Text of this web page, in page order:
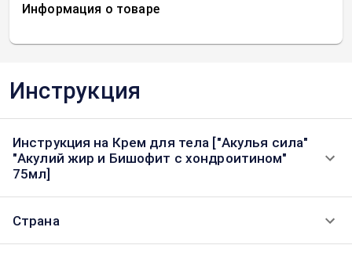
Информация о товаре
Инструкция
Инструкция на Крем для тела ["Акулья сила"
"Акулий жир и Бишофит с хондроитином"
75мл]
Страна